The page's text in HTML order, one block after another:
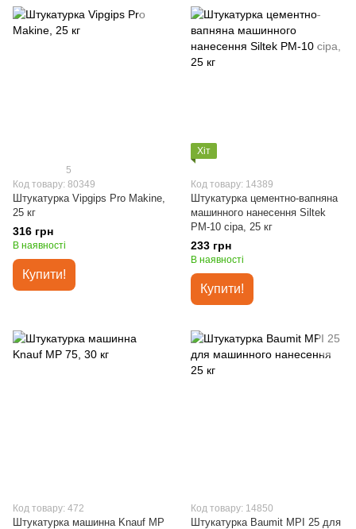
5
Код товару: 80349
Штукатурка Vipgips Pro Makine,
25 кг
316 грн
В наявності
Купити!
Хіт
Код товару: 14389
Штукатурка цементно-вапняна
машинного нанесення Siltek
РМ-10 сіра, 25 кг
233 грн
В наявності
Купити!
Код товару: 472
Штукатурка машинна Knauf МР
Код товару: 14850
Штукатурка Baumit MPI 25 для